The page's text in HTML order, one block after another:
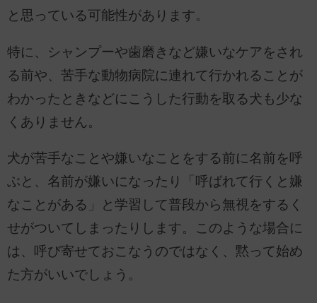
と思っている可能性があります。
特に、シャンプーや歯磨きなど嫌いなケアをされ
る前や、苦手な動物病院に連れて行かれることが
わかったときなどにこうした行動を取る犬も少な
くありません。
犬が苦手なことや嫌いなことをする前に名前を呼
ぶと、名前が嫌いになったり「呼ばれて行くと嫌
なことがある」と学習して普段から無視をするく
せがついてしまったりします。このような場合に
は、呼び寄せておこなうのではなく、黙って始め
た方がいいでしょう。